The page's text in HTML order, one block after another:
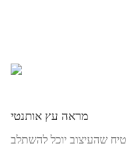
מראה עץ אותנטי
שהעיצוב יוכל להשתלב